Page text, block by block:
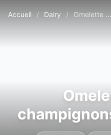
Accueil / Dairy / Omelette aux champignons et à l’avocat